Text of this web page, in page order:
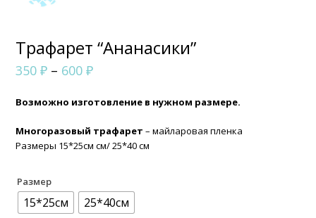
Трафарет “Ананасики”
350₽ – 600₽Диапазон
350 ₽
–
600 ₽
Возможно изготовление в нужном размере.
Многоразовый трафарет – майларовая пленка
Размеры 15*25см см/ 25*40 см
Размер
15*25см 25*40см